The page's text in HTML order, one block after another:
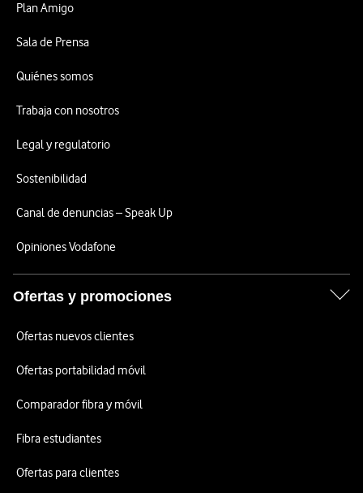
Plan Amigo
Sala de Prensa
Quiénes somos
Trabaja con nosotros
Legal y regulatorio
Sostenibilidad
Canal de denuncias – Speak Up
Opiniones Vodafone
Ofertas y promociones
Ofertas nuevos clientes
Ofertas portabilidad móvil
Comparador fibra y móvil
Fibra estudiantes
Ofertas para clientes